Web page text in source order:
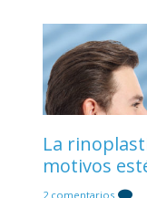
La
motivos
2 comentarios
Riesgos,
rinoplastia
6 comentarios
La
rinoplastia
Comentar